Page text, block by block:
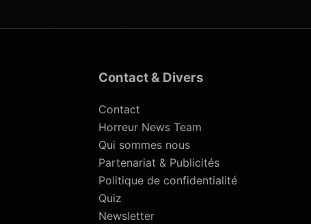
Contact & Divers
Contact
Horreur News Team
Qui sommes nous
Partenariat & Publicités
Politique de confidentialité
Quiz
Newsletter